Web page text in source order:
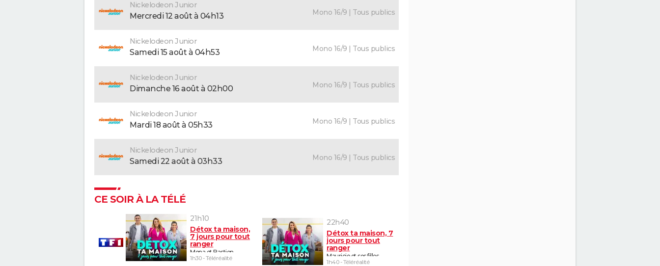
Nickelodeon Junior
mercredi 12 août à 04h13 Mono 16/9 | Tous publics
Nickelodeon Junior
samedi 15 août à 04h53 Mono 16/9 | Tous publics
Nickelodeon Junior
dimanche 16 août à 02h00 Mono 16/9 | Tous publics
Nickelodeon Junior
mardi 18 août à 05h33 Mono 16/9 | Tous publics
Nickelodeon Junior
samedi 22 août à 03h33 Mono 16/9 | Tous publics
CE SOIR À LA TÉLÉ
21h10
Détox ta maison,
7 jours pour tout
ranger
Mona et Bastien
1h30 - Téléréalité
22h40
Détox ta maison, 7
jours pour tout
ranger
Mauricio et ses filles
1h40 - Téléréalité